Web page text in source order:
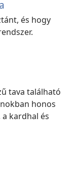
és hogy
tava található
honos
kardhal és